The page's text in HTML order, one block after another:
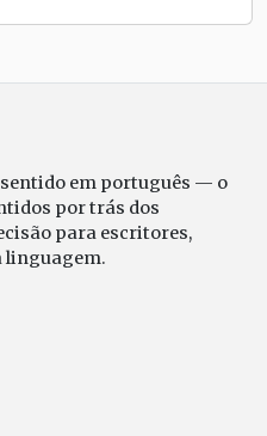
em português — o
por trás dos
para escritores,
linguagem.